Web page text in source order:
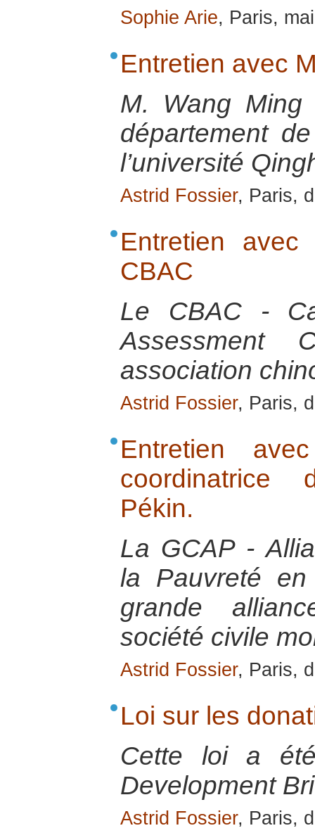
Sophie Arie, Paris,
Entretien avec
M. Wang Ming
département
l’université
Astrid Fossier, Paris,
Entretien
CBAC
Le CBAC -
association
Astrid Fossier, Paris,
Entretien
coordinatrice
Pékin.
La GCAP -
la Pauvreté
grande
société civile
Astrid Fossier, Paris,
Loi sur les
Cette loi a
Development
Astrid Fossier, Paris,